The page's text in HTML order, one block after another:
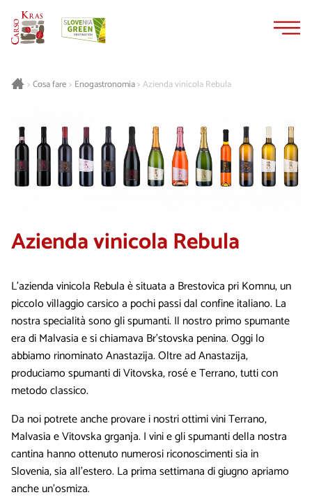
>Cosa fare> Enogastronomia>Azienda vinicola Rebula
Azienda vinicola Rebula
L'azienda vinicola Rebula è situata a Brestovica pri Komnu, un
piccolo villaggio carsico a pochi passi dal confine italiano. La
nostra specialità sono gli spumanti. Il nostro primo spumante
era di Malvasia e si chiamava Br'stovska penina. Oggi lo
abbiamo rinominato Anastazija. Oltre ad Anastazija,
produciamo spumanti di Vitovska, rosé e Terrano, tutti con
metodo classico.
Da noi potrete anche provare i nostri ottimi vini Terrano,
Malvasia e Vitovska grganja. I vini e gli spumanti della nostra
cantina hanno ottenuto numerosi riconoscimenti sia in
Slovenia, sia all'estero. La prima settimana di giugno apriamo
anche un'osmiza.